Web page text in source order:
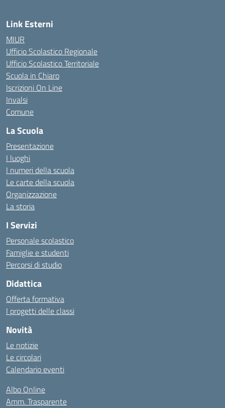
Link Esterni
MIUR
Ufficio Scolastico Regionale
Ufficio Scolastico Territoriale
Scuola in Chiaro
Iscrizioni On Line
Invalsi
Comune
La Scuola
Presentazione
I luoghi
I numeri della scuola
Le carte della scuola
Organizzazione
La storia
I Servizi
Personale scolastico
Famiglie e studenti
Percorsi di studio
Didattica
Offerta formativa
I progetti delle classi
Novità
Le notizie
Le circolari
Calendario eventi
Albo Online
Amm. Trasparente